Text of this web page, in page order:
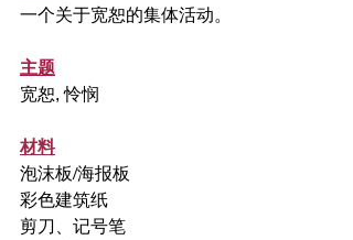
一个关于宽恕的集体活动。
主题
宽恕, 怜悯
材料
泡沫板/海报板
彩色建筑纸
剪刀、记号笔